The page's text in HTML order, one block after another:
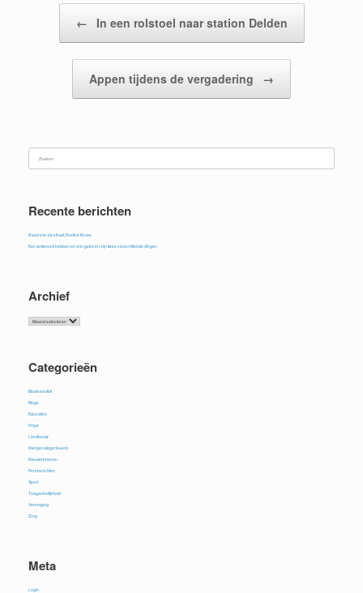
← In een rolstoel naar station Delden
Appen tijdens de vergadering →
Zoeken
Recente berichten
Raad van de straat, Eveline Kroes
Een antwoord hebben en erin geloven zijn twee verschillende dingen
Archief
Categorieën
Biodiversiteit
Blogs
Education
Hope
Landbouw
Niet gecategoriseerd
Nieuwsbrieven
Persberichten
Sport
Toegankelijkheid
Vereniging
Zorg
Meta
Login